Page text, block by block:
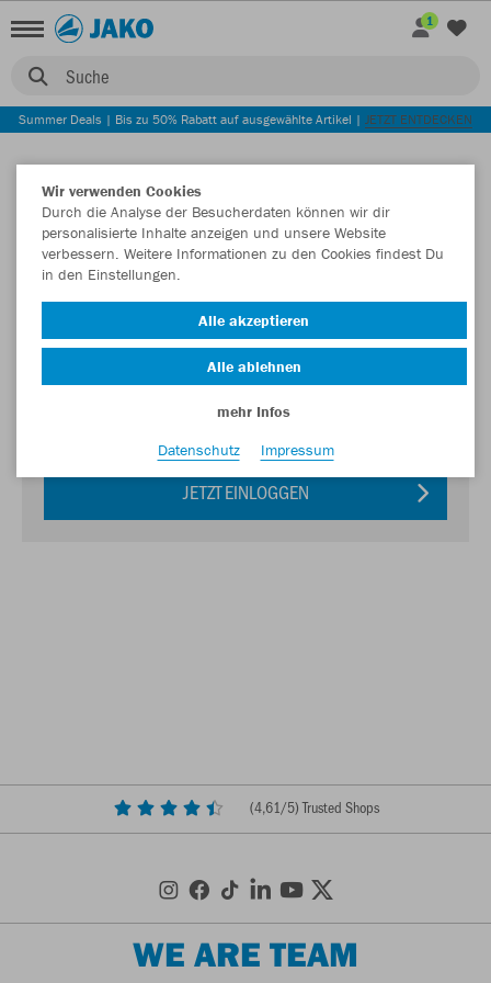
Suche
1
Summer Deals | Bis zu 50% Rabatt auf ausgewählte Artikel | JETZT ENTDECKEN
Login zum Teamshop SV Eintracht
Schepsdorf
Passwort
JETZT EINLOGGEN
(4,61/5) Trusted Shops
WE ARE TEAM
Wir verwenden Cookies
Durch die Analyse der Besucherdaten können wir dir
personalisierte Inhalte anzeigen und unsere Website
verbessern. Weitere Informationen zu den Cookies findest Du
in den Einstellungen.
Alle akzeptieren
Alle ablehnen
mehr Infos
Datenschutz
Impressum